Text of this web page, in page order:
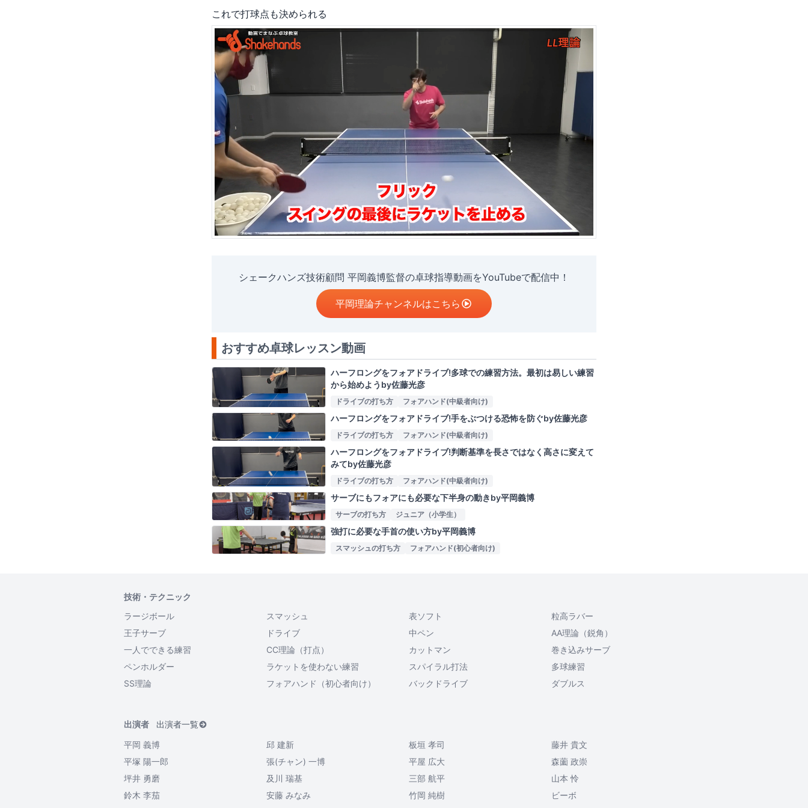
これで打球点も決められる
シェークハンズ技術顧問 平岡義博監督の卓球指導動画をYouTubeで配信中！
平岡理論チャンネルはこちら
おすすめ卓球レッスン動画
ハーフロングをフォアドライブ!多球での練習方法。最初は易しい練習
から始めようby佐藤光彦
ドライブの打ち方 フォアハンド(中級者向け)
ハーフロングをフォアドライブ!手をぶつける恐怖を防ぐby佐藤光彦
ドライブの打ち方 フォアハンド(中級者向け)
ハーフロングをフォアドライブ!判断基準を長さではなく高さに変えて
みてby佐藤光彦
ドライブの打ち方 フォアハンド(中級者向け)
サーブにもフォアにも必要な下半身の動きby平岡義博
サーブの打ち方 ジュニア（小学生）
強打に必要な手首の使い方by平岡義博
スマッシュの打ち方 フォアハンド(初心者向け)
技術・テクニック
ラージボール
スマッシュ 表ソフト
粒高ラバー
王子サーブ
ドライブ 中ペン
AA理論（鋭角）
一人でできる練習
CC理論（打点） カットマン
巻き込みサーブ
ペンホルダー
ラケットを使わない練習 スパイラル打法
多球練習
SS理論
フォアハンド（初心者向け） バックドライブ ダブルス
出演者
出演者一覧
平岡 義博
邱 建新 板垣 孝司
藤井 貴文
平塚 陽一郎
張(チャン) 一博 平屋 広大
森薗 政崇
坪井 勇磨
及川 瑞基 三部 航平
山本 怜
鈴木 李茄
安藤 みなみ 竹岡 純樹
ビーボ